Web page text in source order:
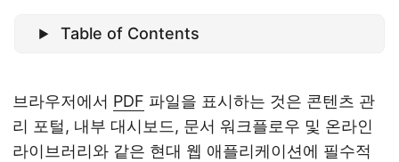
Table of Contents
브라우저에서 PDF 파일을 표시하는 것은 콘텐츠 관
리 포털, 내부 대시보드, 문서 워크플로우 및 온라인
라이브러리와 같은 현대 웹 애플리케이션에 필수적